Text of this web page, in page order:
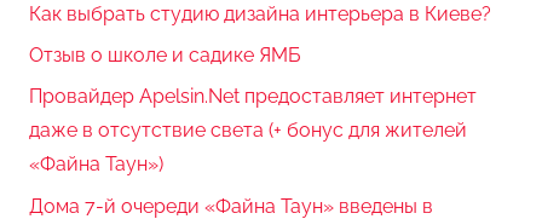
Как выбрать студию дизайна интерьера в Киеве?
Отзыв о школе и садике ЯМБ
Провайдер Apelsin.Net предоставляет интернет
даже в отсутствие света (+ бонус для жителей
«Файна Таун»)
Дома 7-й очереди «Файна Таун» введены в